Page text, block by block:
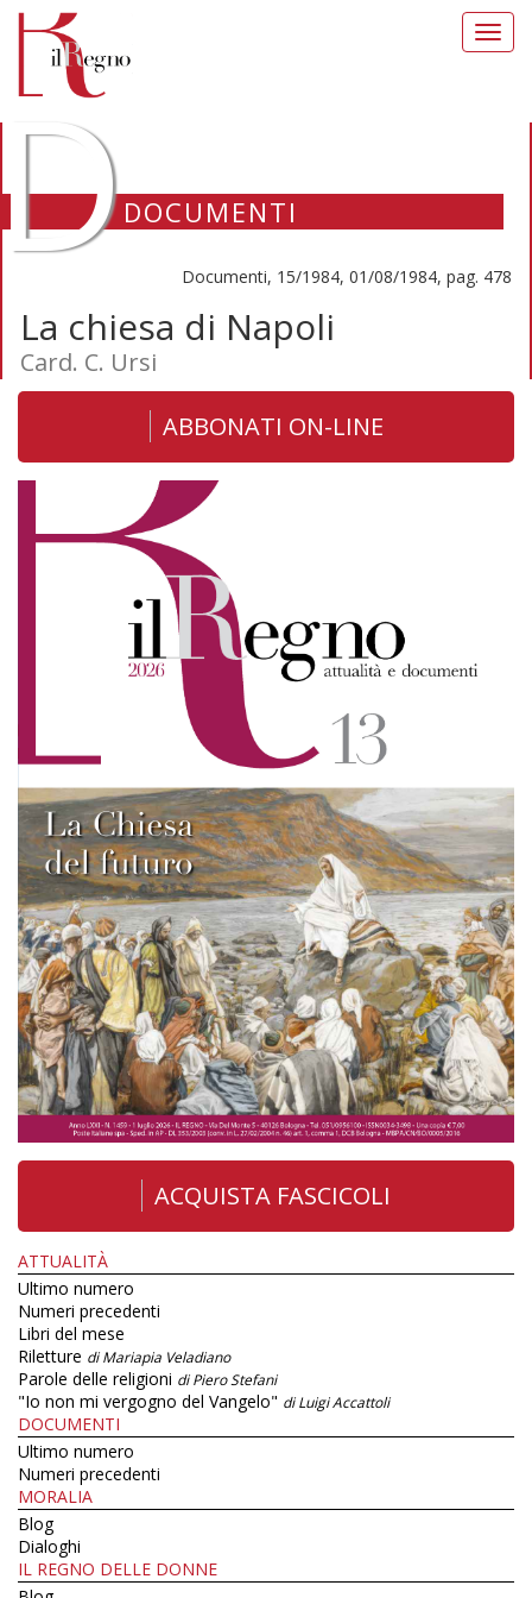
DOCUMENTI
Documenti, 15/1984, 01/08/1984, pag. 478
La chiesa di Napoli
Card. C. Ursi
ABBONATI ON-LINE
ACQUISTA FASCICOLI
ATTUALITÀ
Ultimo numero
Numeri precedenti
Libri del mese
Riletture di Mariapia Veladiano
Parole delle religioni di Piero Stefani
"Io non mi vergogno del Vangelo" di Luigi Accattoli
DOCUMENTI
Ultimo numero
Numeri precedenti
MORALIA
Blog
Dialoghi
IL REGNO DELLE DONNE